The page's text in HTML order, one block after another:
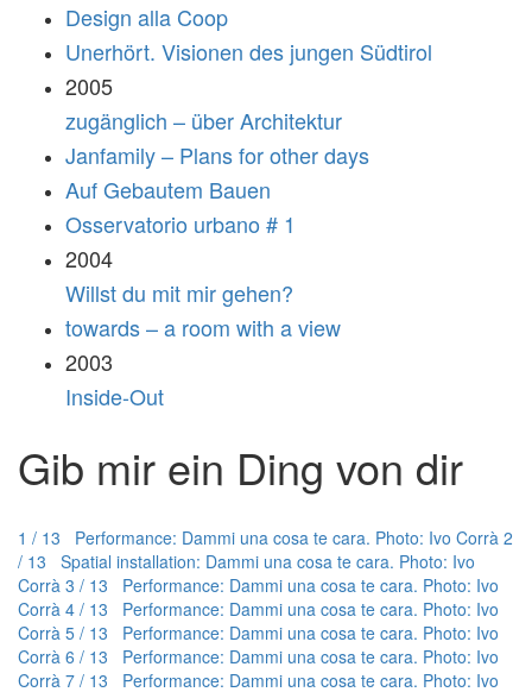
Design alla Coop
Unerhört. Visionen des jungen Südtirol
2005
zugänglich – über Architektur
Janfamily – Plans for other days
Auf Gebautem Bauen
Osservatorio urbano # 1
2004
Willst du mit mir gehen?
towards – a room with a view
2003
Inside-Out
Gib mir ein Ding von dir
1 / 13 Performance: Dammi una cosa te cara. Photo: Ivo Corrà 2
/ 13 Spatial installation: Dammi una cosa te cara. Photo: Ivo
Corrà 3 / 13 Performance: Dammi una cosa te cara. Photo: Ivo
Corrà 4 / 13 Performance: Dammi una cosa te cara. Photo: Ivo
Corrà 5 / 13 Performance: Dammi una cosa te cara. Photo: Ivo
Corrà 6 / 13 Performance: Dammi una cosa te cara. Photo: Ivo
Corrà 7 / 13 Performance: Dammi una cosa te cara. Photo: Ivo